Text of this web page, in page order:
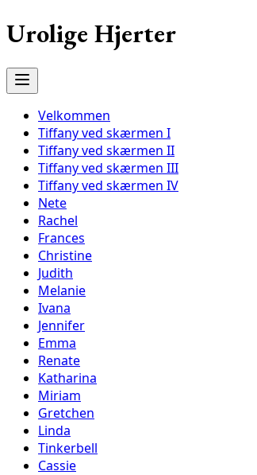
Urolige Hjerter
Velkommen
Tiffany ved skærmen I
Tiffany ved skærmen II
Tiffany ved skærmen III
Tiffany ved skærmen IV
Nete
Rachel
Frances
Christine
Judith
Melanie
Ivana
Jennifer
Emma
Renate
Katharina
Miriam
Gretchen
Linda
Tinkerbell
Cassie